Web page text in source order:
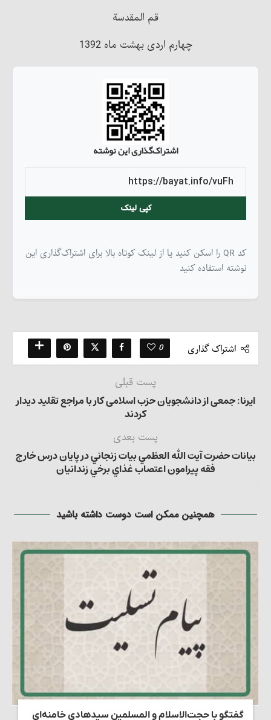
قم المقدسة
چهارم اردی بهشت ماه 1392
اشتراک‌گذاری این نوشته
کپی لینک
کد QR را اسکن کنید یا از لینک کوتاه بالا برای اشتراک‌گذاری این
نوشته استفاده کنید
اشتراک گذاری 0
پست قبلی
ایرنا: جمعی از دانشجویان حزب اسلامی کار با مراجع تقلید دیدار
کردند
پست بعدی
بيانات حضرت آيت الله العظمي بيات زنجاني در پايان درس خارج
فقه پيرامون اعتصاب غذاي برخي زندانيان
همچنین ممکن است دوست داشته باشید
گفتگو با حجت‌الاسلام و المسلمین سیدهادی خامنه‌ای